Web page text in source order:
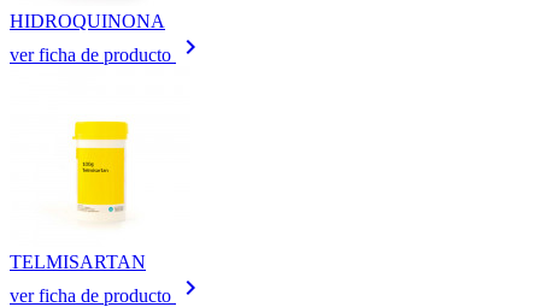
HIDROQUINONA
ver ficha de producto
keyboard_arrow_right
TELMISARTAN
ver ficha de producto
keyboard_arrow_right